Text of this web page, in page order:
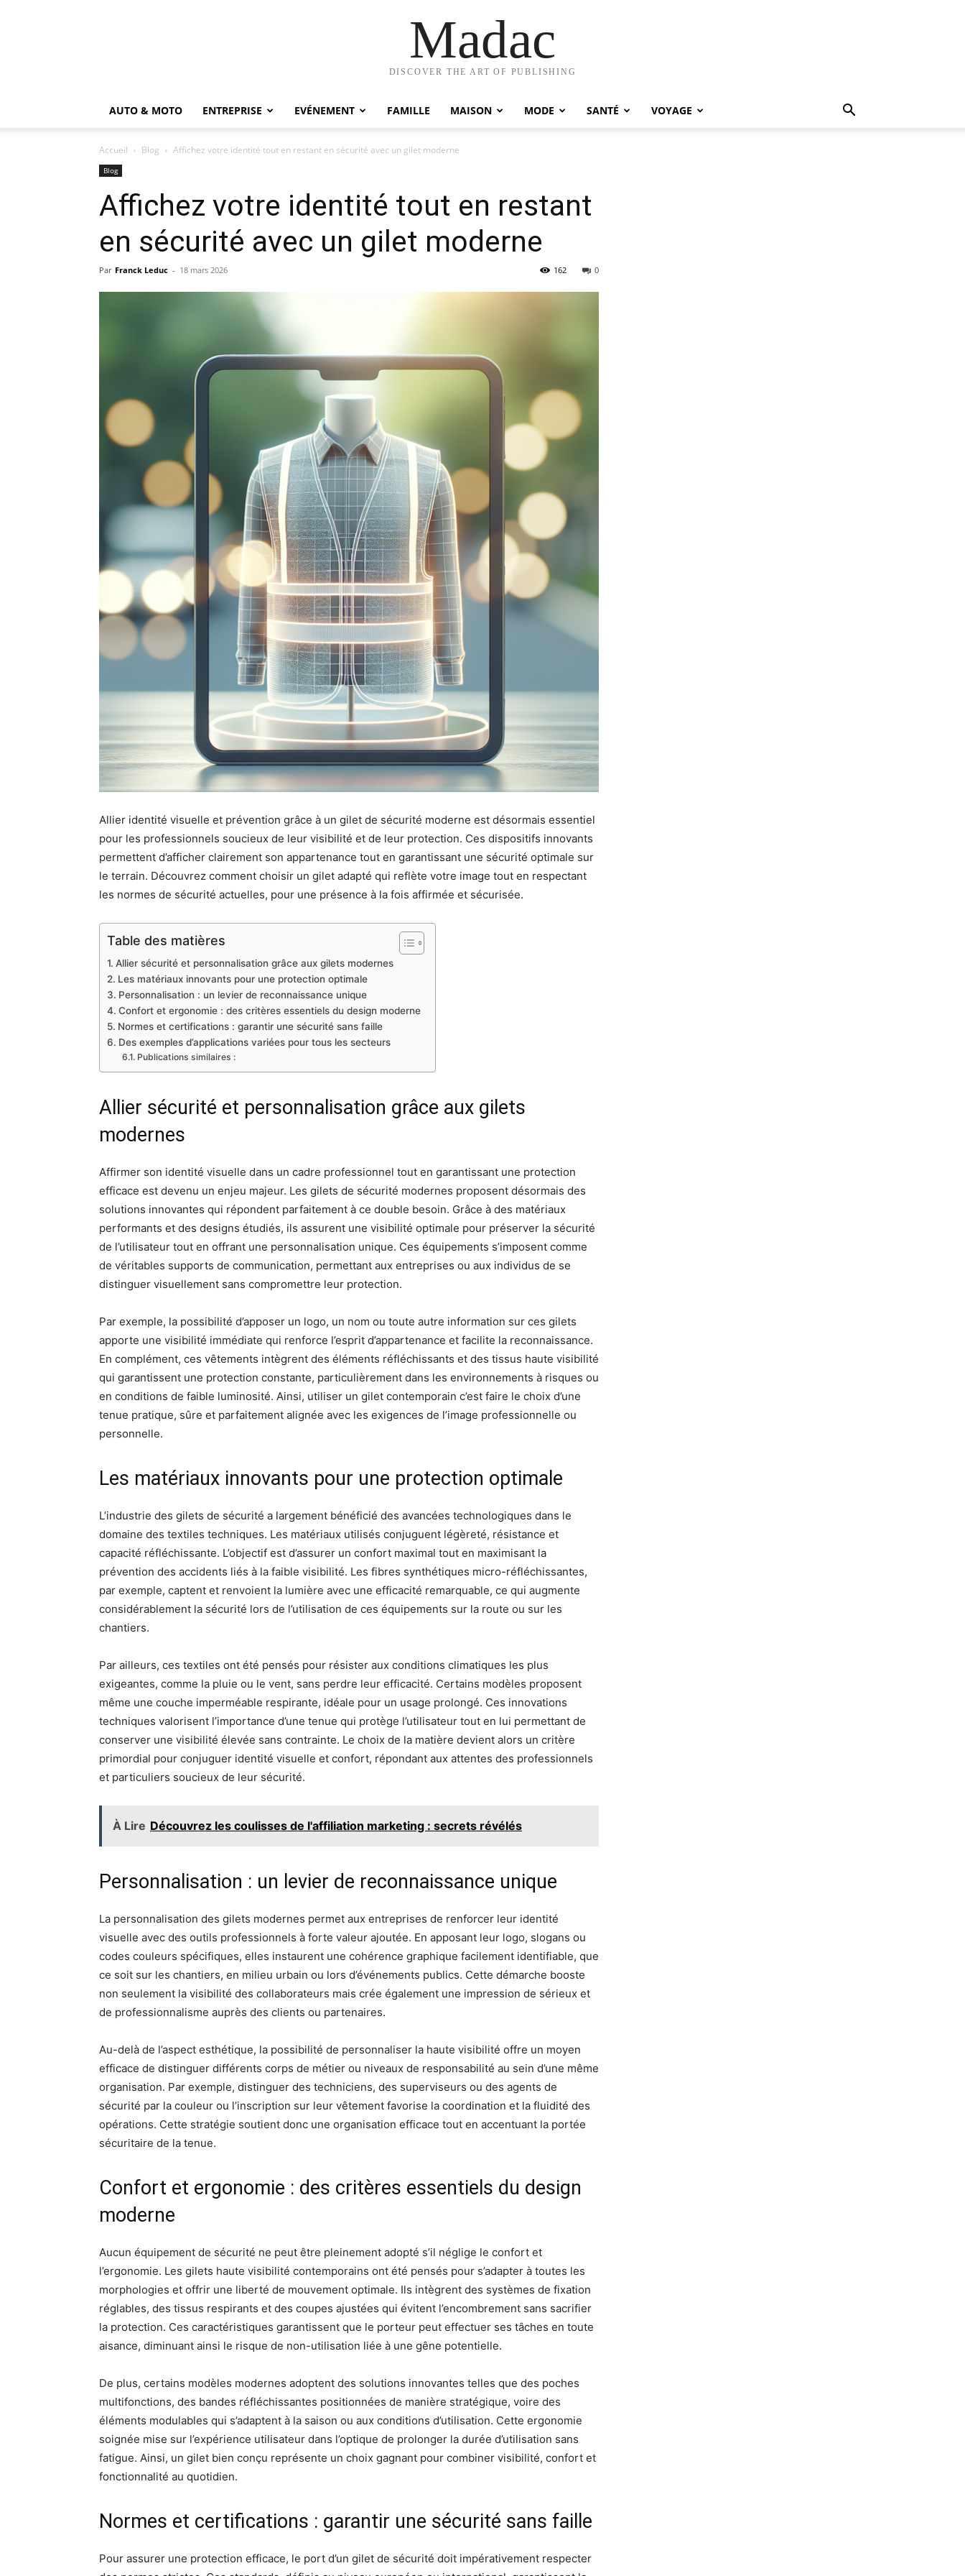
Madac
DISCOVER THE ART OF PUBLISHING
AUTO & MOTO ENTREPRISE EVÉNEMENT FAMILLE MAISON MODE SANTÉ VOYAGE
Accueil Blog Affichez votre identité tout en restant en sécurité avec un gilet moderne
Blog
Affichez votre identité tout en restant
en sécurité avec un gilet moderne
Par Franck Leduc - 18 mars 2026 0
162
Allier identité visuelle et prévention grâce à un gilet de sécurité moderne est désormais essentiel
pour les professionnels soucieux de leur visibilité et de leur protection. Ces dispositifs innovants
permettent d’afficher clairement son appartenance tout en garantissant une sécurité optimale sur
le terrain. Découvrez comment choisir un gilet adapté qui reflète votre image tout en respectant
les normes de sécurité actuelles, pour une présence à la fois affirmée et sécurisée.
Table des matières
Allier sécurité et personnalisation grâce aux gilets modernes
Les matériaux innovants pour une protection optimale
Personnalisation : un levier de reconnaissance unique
Confort et ergonomie : des critères essentiels du design moderne
Normes et certifications : garantir une sécurité sans faille
Des exemples d’applications variées pour tous les secteurs
Publications similaires :
Allier sécurité et personnalisation grâce aux gilets
modernes
Affirmer son identité visuelle dans un cadre professionnel tout en garantissant une protection
efficace est devenu un enjeu majeur. Les gilets de sécurité modernes proposent désormais des
solutions innovantes qui répondent parfaitement à ce double besoin. Grâce à des matériaux
performants et des designs étudiés, ils assurent une visibilité optimale pour préserver la sécurité
de l’utilisateur tout en offrant une personnalisation unique. Ces équipements s’imposent comme
de véritables supports de communication, permettant aux entreprises ou aux individus de se
distinguer visuellement sans compromettre leur protection.
Par exemple, la possibilité d’apposer un logo, un nom ou toute autre information sur ces gilets
apporte une visibilité immédiate qui renforce l’esprit d’appartenance et facilite la reconnaissance.
En complément, ces vêtements intègrent des éléments réfléchissants et des tissus haute visibilité
qui garantissent une protection constante, particulièrement dans les environnements à risques ou
en conditions de faible luminosité. Ainsi, utiliser un gilet contemporain c’est faire le choix d’une
tenue pratique, sûre et parfaitement alignée avec les exigences de l’image professionnelle ou
personnelle.
Les matériaux innovants pour une protection optimale
L’industrie des gilets de sécurité a largement bénéficié des avancées technologiques dans le
domaine des textiles techniques. Les matériaux utilisés conjuguent légèreté, résistance et
capacité réfléchissante. L’objectif est d’assurer un confort maximal tout en maximisant la
prévention des accidents liés à la faible visibilité. Les fibres synthétiques micro-réfléchissantes,
par exemple, captent et renvoient la lumière avec une efficacité remarquable, ce qui augmente
considérablement la sécurité lors de l’utilisation de ces équipements sur la route ou sur les
chantiers.
Par ailleurs, ces textiles ont été pensés pour résister aux conditions climatiques les plus
exigeantes, comme la pluie ou le vent, sans perdre leur efficacité. Certains modèles proposent
même une couche imperméable respirante, idéale pour un usage prolongé. Ces innovations
techniques valorisent l’importance d’une tenue qui protège l’utilisateur tout en lui permettant de
conserver une visibilité élevée sans contrainte. Le choix de la matière devient alors un critère
primordial pour conjuguer identité visuelle et confort, répondant aux attentes des professionnels
et particuliers soucieux de leur sécurité.
À Lire Découvrez les coulisses de l'affiliation marketing : secrets révélés
Personnalisation : un levier de reconnaissance unique
La personnalisation des gilets modernes permet aux entreprises de renforcer leur identité
visuelle avec des outils professionnels à forte valeur ajoutée. En apposant leur logo, slogans ou
codes couleurs spécifiques, elles instaurent une cohérence graphique facilement identifiable, que
ce soit sur les chantiers, en milieu urbain ou lors d’événements publics. Cette démarche booste
non seulement la visibilité des collaborateurs mais crée également une impression de sérieux et
de professionnalisme auprès des clients ou partenaires.
Au-delà de l’aspect esthétique, la possibilité de personnaliser la haute visibilité offre un moyen
efficace de distinguer différents corps de métier ou niveaux de responsabilité au sein d’une même
organisation. Par exemple, distinguer des techniciens, des superviseurs ou des agents de
sécurité par la couleur ou l’inscription sur leur vêtement favorise la coordination et la fluidité des
opérations. Cette stratégie soutient donc une organisation efficace tout en accentuant la portée
sécuritaire de la tenue.
Confort et ergonomie : des critères essentiels du design
moderne
Aucun équipement de sécurité ne peut être pleinement adopté s’il néglige le confort et
l’ergonomie. Les gilets haute visibilité contemporains ont été pensés pour s’adapter à toutes les
morphologies et offrir une liberté de mouvement optimale. Ils intègrent des systèmes de fixation
réglables, des tissus respirants et des coupes ajustées qui évitent l’encombrement sans sacrifier
la protection. Ces caractéristiques garantissent que le porteur peut effectuer ses tâches en toute
aisance, diminuant ainsi le risque de non-utilisation liée à une gêne potentielle.
De plus, certains modèles modernes adoptent des solutions innovantes telles que des poches
multifonctions, des bandes réfléchissantes positionnées de manière stratégique, voire des
éléments modulables qui s’adaptent à la saison ou aux conditions d’utilisation. Cette ergonomie
soignée mise sur l’expérience utilisateur dans l’optique de prolonger la durée d’utilisation sans
fatigue. Ainsi, un gilet bien conçu représente un choix gagnant pour combiner visibilité, confort et
fonctionnalité au quotidien.
Normes et certifications : garantir une sécurité sans faille
Pour assurer une protection efficace, le port d’un gilet de sécurité doit impérativement respecter